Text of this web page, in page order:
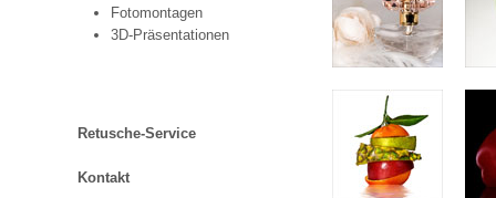
Fotomontagen
3D-Präsentationen
Retusche-Service
Kontakt